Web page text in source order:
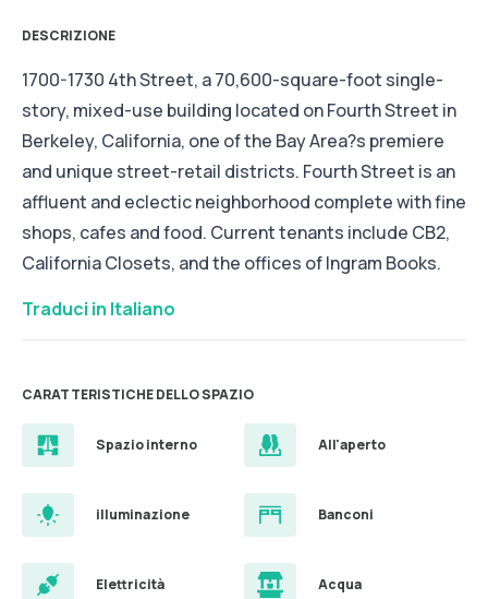
DESCRIZIONE
1700-1730 4th Street, a 70,600-square-foot single-
story, mixed-use building located on Fourth Street in
Berkeley, California, one of the Bay Area?s premiere
and unique street-retail districts. Fourth Street is an
affluent and eclectic neighborhood complete with fine
shops, cafes and food. Current tenants include CB2,
California Closets, and the offices of Ingram Books.
Traduci in Italiano
CARATTERISTICHE DELLO SPAZIO
Spazio interno All'aperto
illuminazione Banconi
Elettricità Acqua